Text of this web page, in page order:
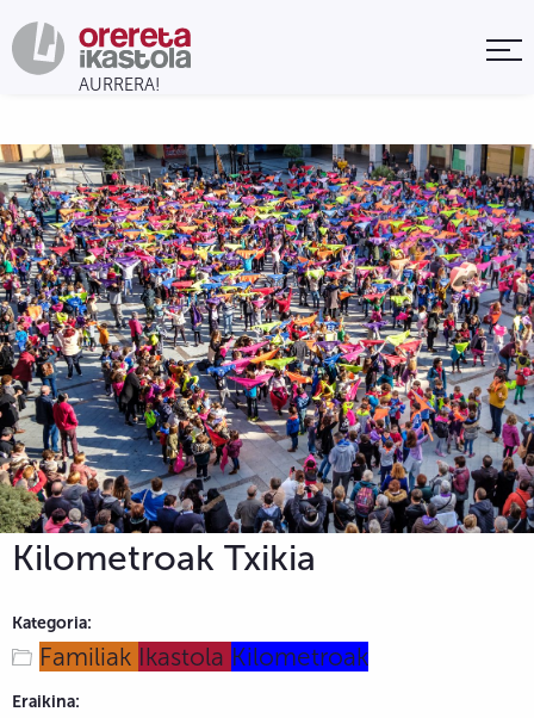
Kilometroak Txikia
Kategoria:
Familiak Ikastola Kilometroak
Eraikina: